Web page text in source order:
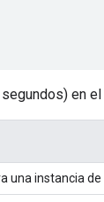
en el
una instancia de